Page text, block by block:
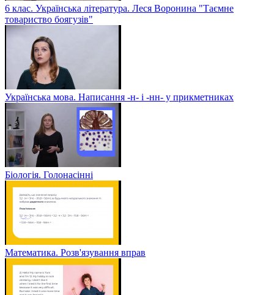
6 клас. Українська література. Леся Воронина "Таємне
товариство боягузів"
Українська мова. Написання -н- і -нн- у прикметниках
Біологія. Голонасінні
Математика. Розв'язування вправ